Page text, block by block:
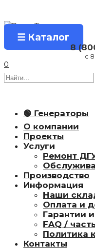
содержанию
☰ Каталог
8
с
0
Search
for:
🟢 Генераторы
О компании
Проекты
Услуги
Ремонт
Производство
Информация
Наши
Оплата и
Гарантии
FAQ /
Политика
Контакты